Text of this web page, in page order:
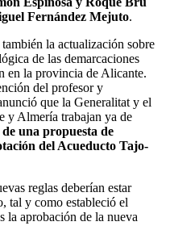
Fernández Mejuto.
la actualización sobre
de las demarcaciones
en la provincia de Alicante.
del profesor y
que la Generalitat y el
y Almería trabajan ya de
una propuesta de
del Acueducto Tajo-
reglas deberían estar
tal y como estableció el
la aprobación de la nueva